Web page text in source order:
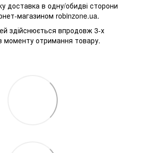
доставка в одну/обидві сторони
магазином robinzone.ua.
здійснюється впродовж 3-х
моменту отримання товару.